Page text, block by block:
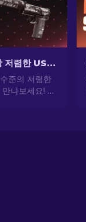
CS2에서 가장 저렴한 USP-S 스킨: 순위 목록 [2026]
준의 저렴한
나보세요! 전